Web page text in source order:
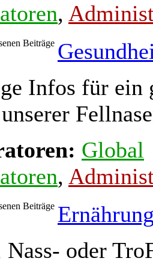
,
Infos für ein
Global
,
Nass- oder